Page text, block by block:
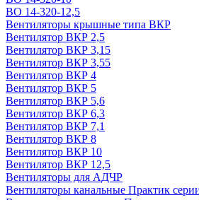
ВО 14-320-12,5
Вентиляторы крышные типа ВКР
Вентилятор ВКР 2,5
Вентилятор ВКР 3,15
Вентилятор ВКР 3,55
Вентилятор ВКР 4
Вентилятор ВКР 5
Вентилятор ВКР 5,6
Вентилятор ВКР 6,3
Вентилятор ВКР 7,1
Вентилятор ВКР 8
Вентилятор ВКР 10
Вентилятор ВКР 12,5
Вентиляторы для АДЧР
Вентиляторы канальные Практик